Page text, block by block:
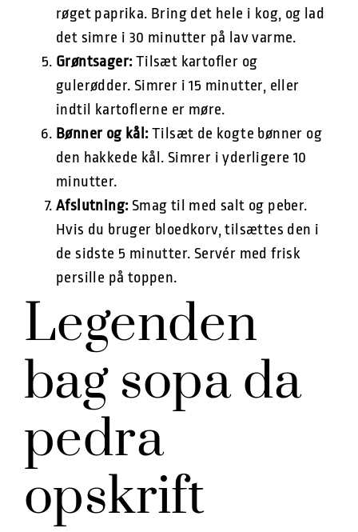
røget paprika. Bring det hele i kog, og lad
det simre i 30 minutter på lav varme.
Grøntsager:Tilsæt kartofler og
gulerødder. Simrer i 15 minutter, eller
indtil kartoflerne er møre.
Bønner og kål:Tilsæt de kogte bønner og
den hakkede kål. Simrer i yderligere 10
minutter.
Afslutning:Smag til med salt og peber.
Hvis du bruger bloedkorv, tilsættes den i
de sidste 5 minutter. Servér med frisk
persille på toppen.
Legenden
bag sopa da
pedra
opskrift